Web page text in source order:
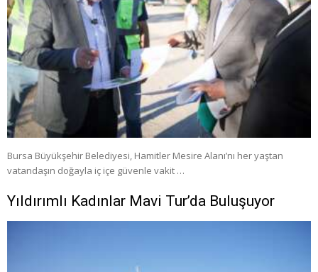
Bursa Büyükşehir Belediyesi, Hamitler Mesire Alanı’nı her yaştan
vatandaşın doğayla iç içe güvenle vakit …
Yıldırımlı Kadınlar Mavi Tur’da Buluşuyor